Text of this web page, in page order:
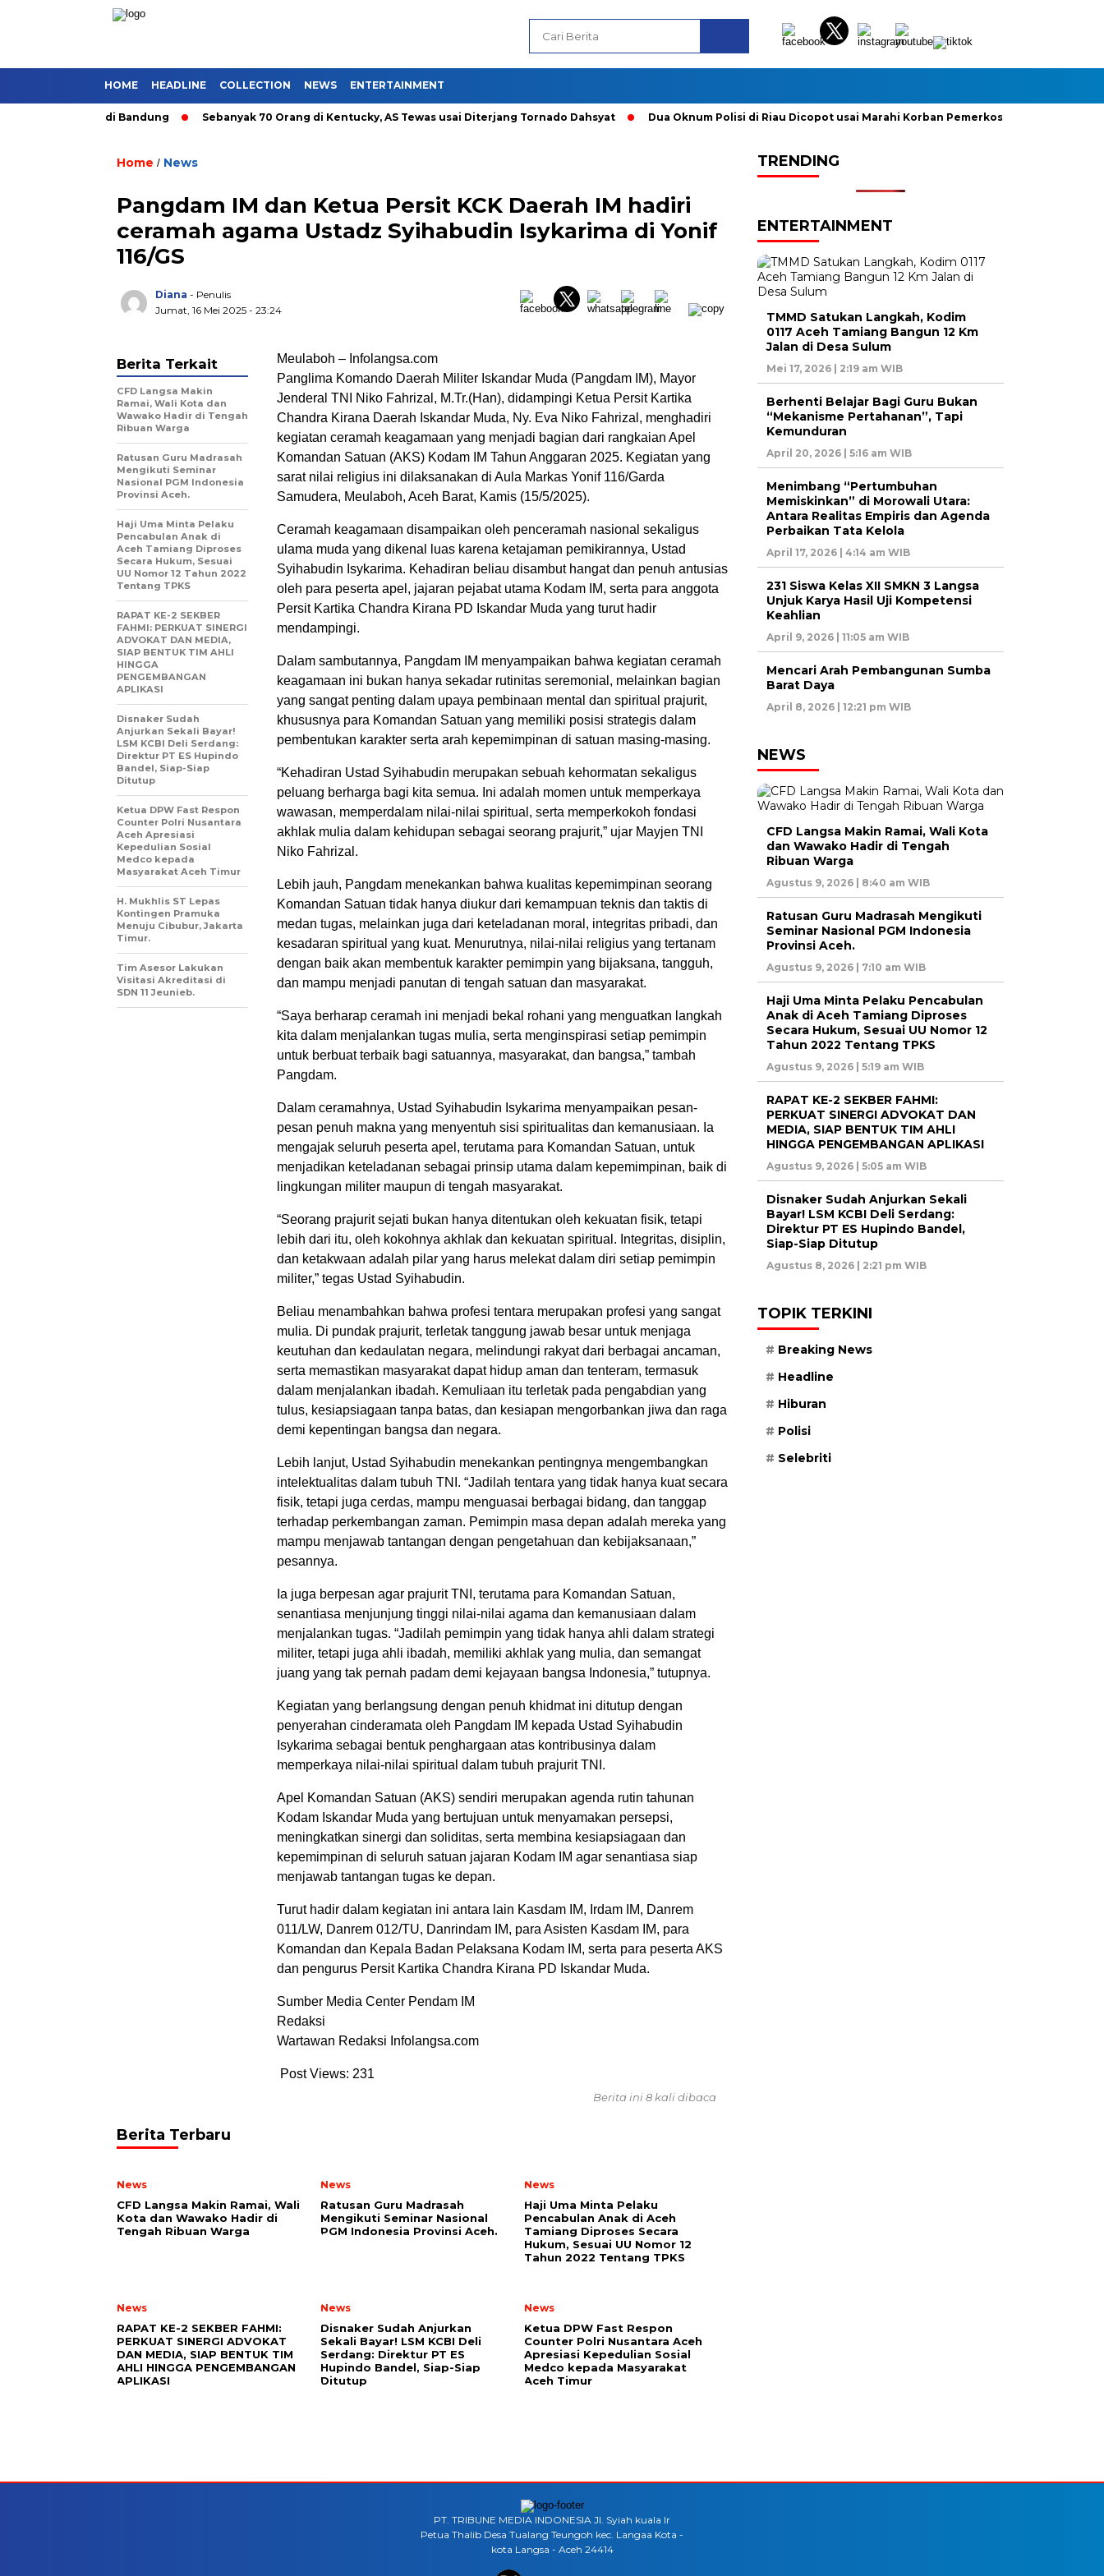
HOME HEADLINE COLLECTION NEWS ENTERTAINMENT
Umum di Bandung Sebanyak 70 Orang di Kentucky, AS Tewas usai Diterjang Tornado Dahsyat Dua Oknum Polisi di Riau Dicopot usai Marahi Korban Pemerkosaan
Home / News
Pangdam IM dan Ketua Persit KCK Daerah IM hadiri
ceramah agama Ustadz Syihabudin Isykarima di Yonif
116/GS
Diana - Penulis
Jumat, 16 Mei 2025 - 23:24
Meulaboh – Infolangsa.com
Panglima Komando Daerah Militer Iskandar Muda (Pangdam IM), Mayor
Jenderal TNI Niko Fahrizal, M.Tr.(Han), didampingi Ketua Persit Kartika
Chandra Kirana Daerah Iskandar Muda, Ny. Eva Niko Fahrizal, menghadiri
kegiatan ceramah keagamaan yang menjadi bagian dari rangkaian Apel
Komandan Satuan (AKS) Kodam IM Tahun Anggaran 2025. Kegiatan yang
sarat nilai religius ini dilaksanakan di Aula Markas Yonif 116/Garda
Samudera, Meulaboh, Aceh Barat, Kamis (15/5/2025).
Ceramah keagamaan disampaikan oleh penceramah nasional sekaligus
ulama muda yang dikenal luas karena ketajaman pemikirannya, Ustad
Syihabudin Isykarima. Kehadiran beliau disambut hangat dan penuh antusias
oleh para peserta apel, jajaran pejabat utama Kodam IM, serta para anggota
Persit Kartika Chandra Kirana PD Iskandar Muda yang turut hadir
mendampingi.
Dalam sambutannya, Pangdam IM menyampaikan bahwa kegiatan ceramah
keagamaan ini bukan hanya sekadar rutinitas seremonial, melainkan bagian
yang sangat penting dalam upaya pembinaan mental dan spiritual prajurit,
khususnya para Komandan Satuan yang memiliki posisi strategis dalam
pembentukan karakter serta arah kepemimpinan di satuan masing-masing.
“Kehadiran Ustad Syihabudin merupakan sebuah kehormatan sekaligus
peluang berharga bagi kita semua. Ini adalah momen untuk memperkaya
wawasan, memperdalam nilai-nilai spiritual, serta memperkokoh fondasi
akhlak mulia dalam kehidupan sebagai seorang prajurit,” ujar Mayjen TNI
Niko Fahrizal.
Lebih jauh, Pangdam menekankan bahwa kualitas kepemimpinan seorang
Komandan Satuan tidak hanya diukur dari kemampuan teknis dan taktis di
medan tugas, melainkan juga dari keteladanan moral, integritas pribadi, dan
kesadaran spiritual yang kuat. Menurutnya, nilai-nilai religius yang tertanam
dengan baik akan membentuk karakter pemimpin yang bijaksana, tangguh,
dan mampu menjadi panutan di tengah satuan dan masyarakat.
“Saya berharap ceramah ini menjadi bekal rohani yang menguatkan langkah
kita dalam menjalankan tugas mulia, serta menginspirasi setiap pemimpin
untuk berbuat terbaik bagi satuannya, masyarakat, dan bangsa,” tambah
Pangdam.
Dalam ceramahnya, Ustad Syihabudin Isykarima menyampaikan pesan-
pesan penuh makna yang menyentuh sisi spiritualitas dan kemanusiaan. Ia
mengajak seluruh peserta apel, terutama para Komandan Satuan, untuk
menjadikan keteladanan sebagai prinsip utama dalam kepemimpinan, baik di
lingkungan militer maupun di tengah masyarakat.
“Seorang prajurit sejati bukan hanya ditentukan oleh kekuatan fisik, tetapi
lebih dari itu, oleh kokohnya akhlak dan kekuatan spiritual. Integritas, disiplin,
dan ketakwaan adalah pilar yang harus melekat dalam diri setiap pemimpin
militer,” tegas Ustad Syihabudin.
Beliau menambahkan bahwa profesi tentara merupakan profesi yang sangat
mulia. Di pundak prajurit, terletak tanggung jawab besar untuk menjaga
keutuhan dan kedaulatan negara, melindungi rakyat dari berbagai ancaman,
serta memastikan masyarakat dapat hidup aman dan tenteram, termasuk
dalam menjalankan ibadah. Kemuliaan itu terletak pada pengabdian yang
tulus, kesiapsiagaan tanpa batas, dan kesiapan mengorbankan jiwa dan raga
demi kepentingan bangsa dan negara.
Lebih lanjut, Ustad Syihabudin menekankan pentingnya mengembangkan
intelektualitas dalam tubuh TNI. “Jadilah tentara yang tidak hanya kuat secara
fisik, tetapi juga cerdas, mampu menguasai berbagai bidang, dan tanggap
terhadap perkembangan zaman. Pemimpin masa depan adalah mereka yang
mampu menjawab tantangan dengan pengetahuan dan kebijaksanaan,”
pesannya.
Ia juga berpesan agar prajurit TNI, terutama para Komandan Satuan,
senantiasa menjunjung tinggi nilai-nilai agama dan kemanusiaan dalam
menjalankan tugas. “Jadilah pemimpin yang tidak hanya ahli dalam strategi
militer, tetapi juga ahli ibadah, memiliki akhlak yang mulia, dan semangat
juang yang tak pernah padam demi kejayaan bangsa Indonesia,” tutupnya.
Kegiatan yang berlangsung dengan penuh khidmat ini ditutup dengan
penyerahan cinderamata oleh Pangdam IM kepada Ustad Syihabudin
Isykarima sebagai bentuk penghargaan atas kontribusinya dalam
memperkaya nilai-nilai spiritual dalam tubuh prajurit TNI.
Apel Komandan Satuan (AKS) sendiri merupakan agenda rutin tahunan
Kodam Iskandar Muda yang bertujuan untuk menyamakan persepsi,
meningkatkan sinergi dan soliditas, serta membina kesiapsiagaan dan
kepemimpinan di seluruh satuan jajaran Kodam IM agar senantiasa siap
menjawab tantangan tugas ke depan.
Turut hadir dalam kegiatan ini antara lain Kasdam IM, Irdam IM, Danrem
011/LW, Danrem 012/TU, Danrindam IM, para Asisten Kasdam IM, para
Komandan dan Kepala Badan Pelaksana Kodam IM, serta para peserta AKS
dan pengurus Persit Kartika Chandra Kirana PD Iskandar Muda.
Sumber Media Center Pendam IM
Redaksi
Wartawan Redaksi Infolangsa.com
Post Views: 231
Berita Terkait
CFD Langsa Makin
Ramai, Wali Kota dan
Wawako Hadir di Tengah
Ribuan Warga
Ratusan Guru Madrasah
Mengikuti Seminar
Nasional PGM Indonesia
Provinsi Aceh.
Haji Uma Minta Pelaku
Pencabulan Anak di
Aceh Tamiang Diproses
Secara Hukum, Sesuai
UU Nomor 12 Tahun 2022
Tentang TPKS
RAPAT KE-2 SEKBER
FAHMI: PERKUAT SINERGI
ADVOKAT DAN MEDIA,
SIAP BENTUK TIM AHLI
HINGGA
PENGEMBANGAN
APLIKASI
Disnaker Sudah
Anjurkan Sekali Bayar!
LSM KCBI Deli Serdang:
Direktur PT ES Hupindo
Bandel, Siap-Siap
Ditutup
Ketua DPW Fast Respon
Counter Polri Nusantara
Aceh Apresiasi
Kepedulian Sosial
Medco kepada
Masyarakat Aceh Timur
H. Mukhlis ST Lepas
Kontingen Pramuka
Menuju Cibubur, Jakarta
Timur.
Tim Asesor Lakukan
Visitasi Akreditasi di
SDN 11 Jeunieb.
Berita ini 8 kali dibaca
Berita Terbaru
News
CFD Langsa Makin Ramai, Wali
Kota dan Wawako Hadir di
Tengah Ribuan Warga
News
Ratusan Guru Madrasah
Mengikuti Seminar Nasional
PGM Indonesia Provinsi Aceh.
News
Haji Uma Minta Pelaku
Pencabulan Anak di Aceh
Tamiang Diproses Secara
Hukum, Sesuai UU Nomor 12
Tahun 2022 Tentang TPKS
News
RAPAT KE-2 SEKBER FAHMI:
PERKUAT SINERGI ADVOKAT
DAN MEDIA, SIAP BENTUK TIM
AHLI HINGGA PENGEMBANGAN
APLIKASI
News
Disnaker Sudah Anjurkan
Sekali Bayar! LSM KCBI Deli
Serdang: Direktur PT ES
Hupindo Bandel, Siap-Siap
Ditutup
News
Ketua DPW Fast Respon
Counter Polri Nusantara Aceh
Apresiasi Kepedulian Sosial
Medco kepada Masyarakat
Aceh Timur
TRENDING
ENTERTAINMENT
TMMD Satukan Langkah, Kodim
0117 Aceh Tamiang Bangun 12 Km
Jalan di Desa Sulum
Mei 17, 2026 | 2:19 am WIB
Berhenti Belajar Bagi Guru Bukan
“Mekanisme Pertahanan”, Tapi
Kemunduran
April 20, 2026 | 5:16 am WIB
Menimbang “Pertumbuhan
Memiskinkan” di Morowali Utara:
Antara Realitas Empiris dan Agenda
Perbaikan Tata Kelola
April 17, 2026 | 4:14 am WIB
231 Siswa Kelas XII SMKN 3 Langsa
Unjuk Karya Hasil Uji Kompetensi
Keahlian
April 9, 2026 | 11:05 am WIB
Mencari Arah Pembangunan Sumba
Barat Daya
April 8, 2026 | 12:21 pm WIB
NEWS
CFD Langsa Makin Ramai, Wali Kota
dan Wawako Hadir di Tengah
Ribuan Warga
Agustus 9, 2026 | 8:40 am WIB
Ratusan Guru Madrasah Mengikuti
Seminar Nasional PGM Indonesia
Provinsi Aceh.
Agustus 9, 2026 | 7:10 am WIB
Haji Uma Minta Pelaku Pencabulan
Anak di Aceh Tamiang Diproses
Secara Hukum, Sesuai UU Nomor 12
Tahun 2022 Tentang TPKS
Agustus 9, 2026 | 5:19 am WIB
RAPAT KE-2 SEKBER FAHMI:
PERKUAT SINERGI ADVOKAT DAN
MEDIA, SIAP BENTUK TIM AHLI
HINGGA PENGEMBANGAN APLIKASI
Agustus 9, 2026 | 5:05 am WIB
Disnaker Sudah Anjurkan Sekali
Bayar! LSM KCBI Deli Serdang:
Direktur PT ES Hupindo Bandel,
Siap-Siap Ditutup
Agustus 8, 2026 | 2:21 pm WIB
TOPIK TERKINI
Breaking News
Headline
Hiburan
Polisi
Selebriti
PT. TRIBUNE MEDIA INDONESIA Jl. Syiah kuala lr
Petua Thalib Desa Tualang Teungoh kec. Langaa Kota -
kota Langsa - Aceh 24414